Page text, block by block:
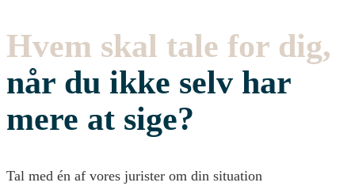
Hvem skal tale for dig,
når du ikke selv har
mere at sige?
Tal med én af vores jurister om din situation